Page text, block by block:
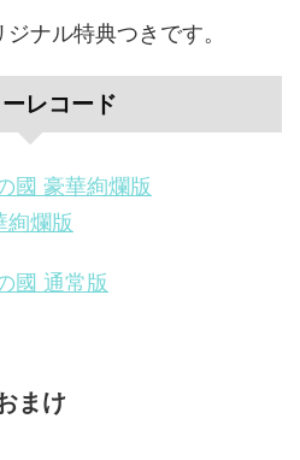
ナル特典つきです。
レコード
國 豪華絢爛版
絢爛版
國 通常版
まけ